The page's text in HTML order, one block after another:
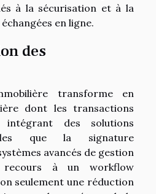
à la sécurisation et à la
en ligne.
des
transforme en
dont les transactions
des solutions
que la signature
avancés de gestion
à un workflow
seulement une réduction